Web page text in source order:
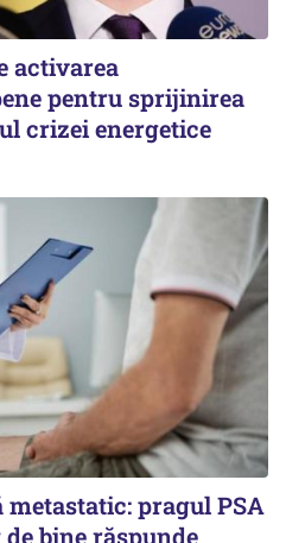
activarea
pentru sprijinirea
crizei energetice
pragul PSA
bine răspunde